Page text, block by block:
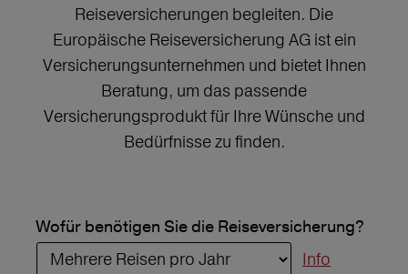
Reiseversicherungen begleiten. Die
Europäische Reiseversicherung AG ist ein
Versicherungsunternehmen und bietet Ihnen
Beratung, um das passende
Versicherungsprodukt für Ihre Wünsche und
Bedürfnisse zu finden.
Wofür benötigen Sie die Reiseversicherung?
Info